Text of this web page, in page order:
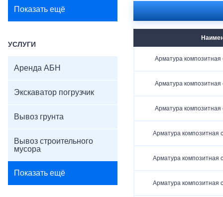
Показать ещё
УСЛУГИ
Аренда АБН
Экскаватор погрузчик
Вывоз грунта
Вывоз строительного
мусора
Показать ещё
Арматура композитная
Арматура композитная
Арматура композитная
Арматура композитная
Арматура композитная
Арматура композитная